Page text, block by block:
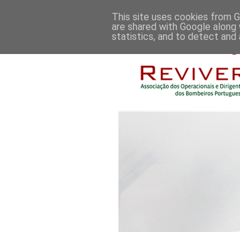
This site uses cookies from
are shared with Google
statistics, and to detect and